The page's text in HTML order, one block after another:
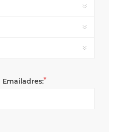
Emailadres:*